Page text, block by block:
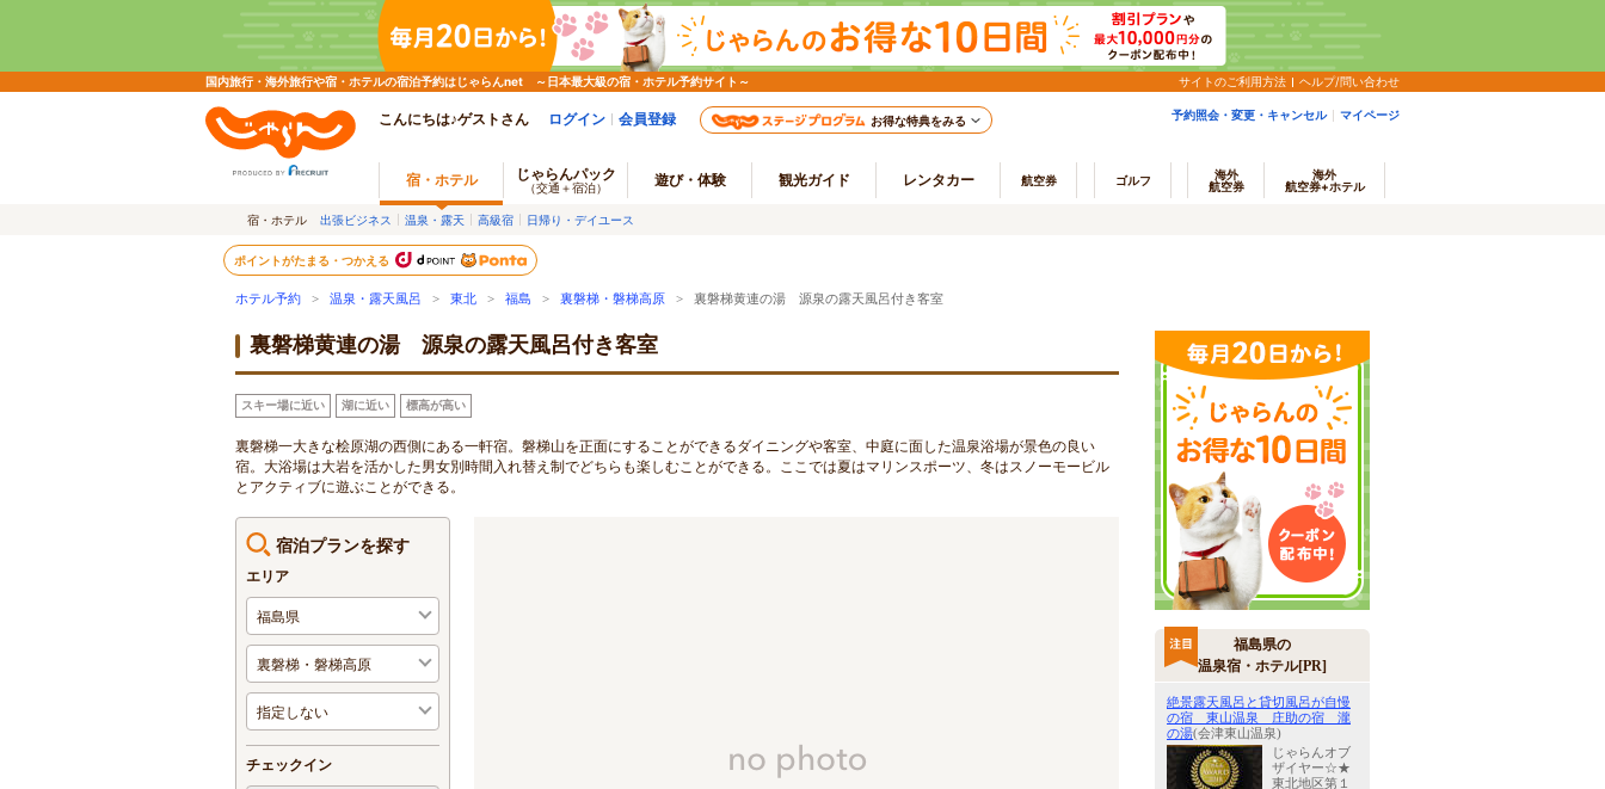
国内旅行・海外旅行や宿・ホテルの宿泊予約はじゃらんnet ～日本最大級の宿・ホテル予約サイト～ サイトのご利用方法 ヘルプ/問い合わせ
こんにちは♪ゲストさん ログイン 会員登録 お得な特典をみる 予約照会・変更・キャンセル マイページ
宿・ホテル じゃらんパック
（交通＋宿泊） 遊び・体験 観光ガイド レンタカー 航空券 ゴルフ
海外
航空券
海外
航空券+ホテル
宿・ホテル 出張ビジネス 温泉・露天 高級宿 日帰り・デイユース
ポイントがたまる・つかえる
ホテル予約 > 温泉・露天風呂 > 東北 > 福島 > 裏磐梯・磐梯高原 > 裏磐梯黄連の湯 源泉の露天風呂付き客室
裏磐梯黄連の湯 源泉の露天風呂付き客室
スキー場に近い 湖に近い 標高が高い
裏磐梯一大きな桧原湖の西側にある一軒宿。磐梯山を正面にすることができるダイニングや客室、中庭に面した温泉浴場が景色の良い
宿。大浴場は大岩を活かした男女別時間入れ替え制でどちらも楽しむことができる。ここでは夏はマリンスポーツ、冬はスノーモービル
とアクティブに遊ぶことができる。
宿泊プランを探す
エリア
チェックイン
福島県の
温泉宿・ホテル[PR]
絶景露天風呂と貸切風呂が自慢
の宿 東山温泉 庄助の宿 瀧
の湯(会津東山温泉)
じゃらんオブ
ザイヤー☆★
東北地区第１